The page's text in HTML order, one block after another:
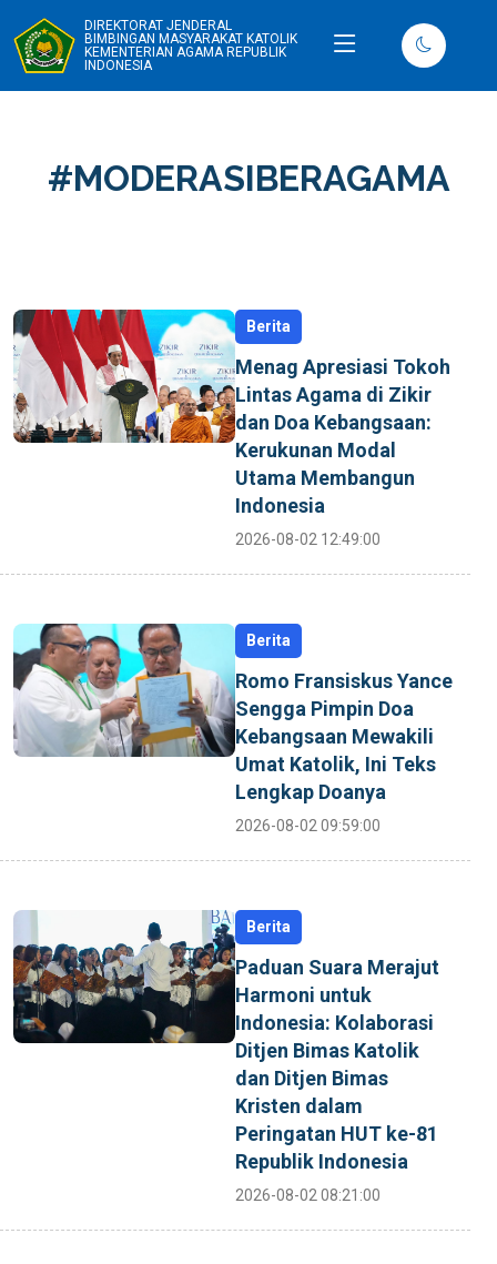
DIREKTORAT JENDERAL
BIMBINGAN MASYARAKAT KATOLIK
KEMENTERIAN AGAMA REPUBLIK
INDONESIA
#MODERASIBERAGAMA
Berita
Menag Apresiasi Tokoh
Lintas Agama di Zikir
dan Doa Kebangsaan:
Kerukunan Modal
Utama Membangun
Indonesia
2026-08-02 12:49:00
Berita
Romo Fransiskus Yance
Sengga Pimpin Doa
Kebangsaan Mewakili
Umat Katolik, Ini Teks
Lengkap Doanya
2026-08-02 09:59:00
Berita
Paduan Suara Merajut
Harmoni untuk
Indonesia: Kolaborasi
Ditjen Bimas Katolik
dan Ditjen Bimas
Kristen dalam
Peringatan HUT ke-81
Republik Indonesia
2026-08-02 08:21:00